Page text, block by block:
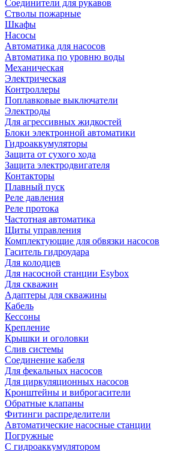
Соединители для рукавов
Стволы пожарные
Шкафы
Насосы
Автоматика для насосов
Автоматика по уровню воды
Механическая
Электрическая
Контроллеры
Поплавковые выключатели
Электроды
Для агрессивных жидкостей
Блоки электронной автоматики
Гидроаккумуляторы
Защита от сухого хода
Защита электродвигателя
Контакторы
Плавный пуск
Реле давления
Реле протока
Частотная автоматика
Щиты управления
Комплектующие для обвязки насосов
Гаситель гидроудара
Для колодцев
Для насосной станции Esybox
Для скважин
Адаптеры для скважины
Кабель
Кессоны
Крепление
Крышки и оголовки
Слив системы
Соединение кабеля
Для фекальных насосов
Для циркуляционных насосов
Кронштейны и виброгасители
Обратные клапаны
Фитинги распределители
Автоматические насосные станции
Погружные
С гидроаккумулятором